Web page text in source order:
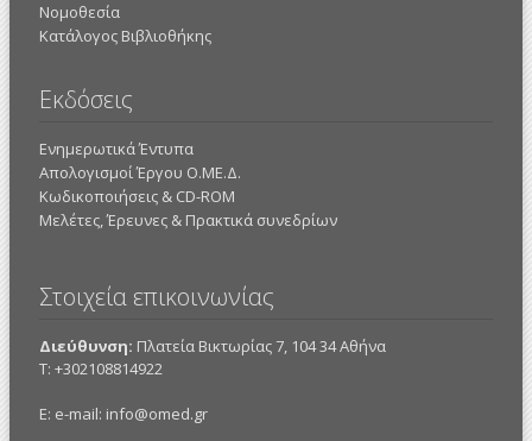
Νομοθεσία
Κατάλογος Βιβλιοθήκης
Εκδόσεις
Ενημερωτικά Έντυπα
Απολογισμοί Έργου Ο.ΜΕ.Δ.
Κωδικοποιήσεις & CD-ROM
Mελέτες, Έρευνες & Πρακτικά συνεδρίων
Στοιχεία επικοινωνίας
Διεύθυνση: Πλατεία Βικτωρίας 7, 104 34 Αθήνα
Τ: +302108814922
E: e-mail: info@omed.gr